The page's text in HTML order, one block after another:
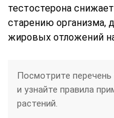
тестостерона
старению организма,
жировых отложений
Посмотрите
и узнайте правила
растений.